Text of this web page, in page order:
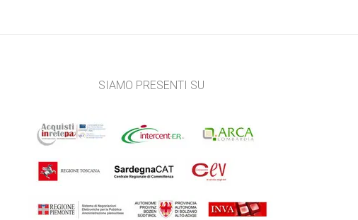
SIAMO PRESENTI SU